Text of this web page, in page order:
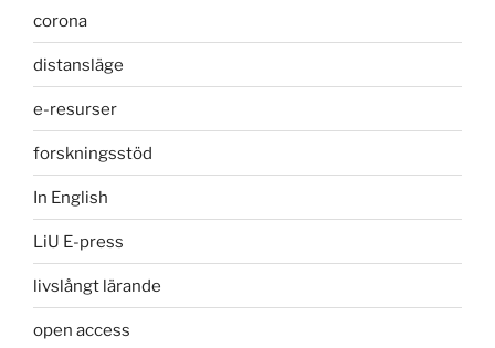
corona
distansläge
e-resurser
forskningsstöd
In English
LiU E-press
livslångt lärande
open access